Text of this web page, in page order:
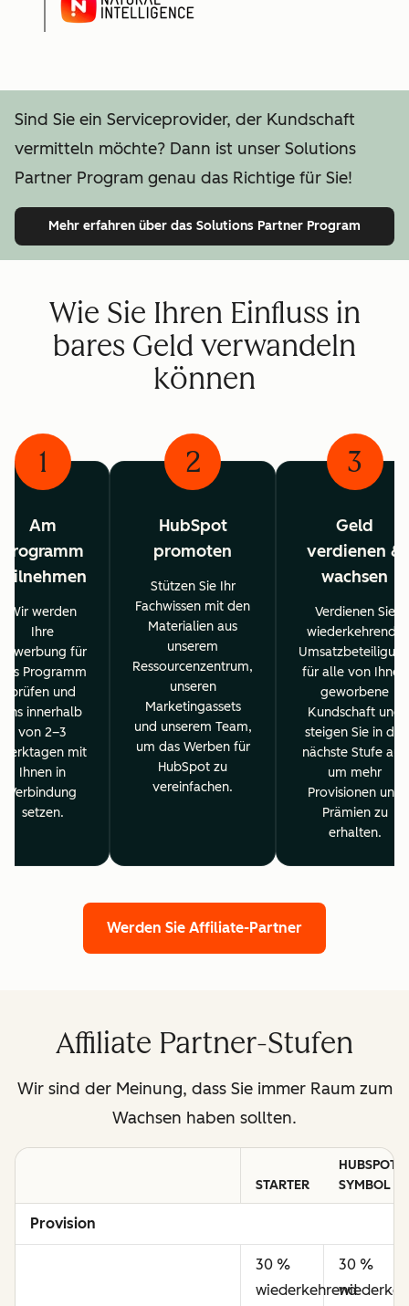
Sind Sie ein Serviceprovider, der Kundschaft
vermitteln möchte? Dann ist unser Solutions
Partner Program genau das Richtige für Sie!
Mehr erfahren über das Solutions Partner Program
Wie Sie Ihren Einfluss in
bares Geld verwandeln
können
1
Am
Programm
Wir werden
Ihre
für
Programm
prüfen und
uns innerhalb
von 2–3
mit
Ihnen in
Verbindung
setzen.
2
HubSpot
promoten
Stützen Sie Ihr
Fachwissen mit den
Materialien aus
unserem
Ressourcenzentrum,
unseren
Marketingassets
und unserem Team,
um das Werben für
HubSpot zu
vereinfachen.
3
Geld
verdienen &
wachsen
Verdienen Sie
wiederkehrende
für alle von Ihnen
geworbene
Kundschaft und
steigen Sie in die
nächste Stufe auf,
um mehr
Provisionen und
Prämien zu
erhalten.
Werden Sie Affiliate-Partner
Affiliate Partner-Stufen
Wir sind der Meinung, dass Sie immer Raum zum
Wachsen haben sollten.
STARTER
HUBSPOT-
SYMBOL
Provision
30 %
wiederkehrend
30 %